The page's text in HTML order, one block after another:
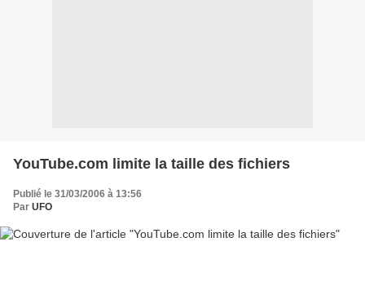
YouTube.com limite la taille des fichiers
Publié le 31/03/2006 à 13:56
Par UFO